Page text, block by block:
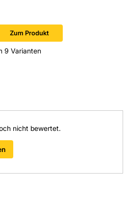
Zum Produkt
9 Varianten
nicht bewertet.